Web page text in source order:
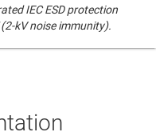
IEC ESD protection
kV noise immunity).